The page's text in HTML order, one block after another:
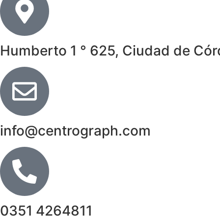
Humberto 1 ° 625, Ciudad de
info@centrograph.com
0351 4264811